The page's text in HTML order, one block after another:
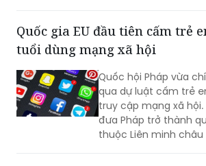
Quốc gia EU đầu tiên cấm trẻ
tuổi dùng mạng xã hội
Quốc hội Pháp vừa
qua dự luật cấm trẻ
truy cập mạng xã
đưa Pháp trở thành
thuộc Liên minh châu